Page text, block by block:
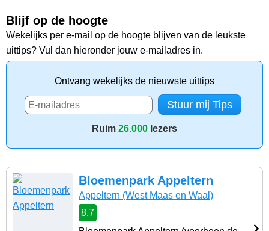
Blijf op de hoogte
Wekelijks per e-mail op de hoogte blijven van de leukste
uittips? Vul dan hieronder jouw e-mailadres in.
Ontvang wekelijks de nieuwste uittips
Ruim 26.000 lezers
Bloemenpark Appeltern
Appeltern (West Maas en Waal)
8,7